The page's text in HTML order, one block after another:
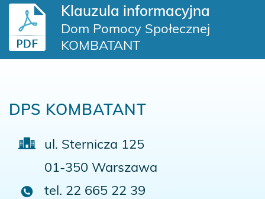
Klauzula informacyjna
Dom Pomocy Społecznej
KOMBATANT
DPS KOMBATANT
ul. Sternicza 125
01-350 Warszawa
tel. 22 665 22 39